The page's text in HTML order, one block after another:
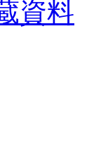
資料